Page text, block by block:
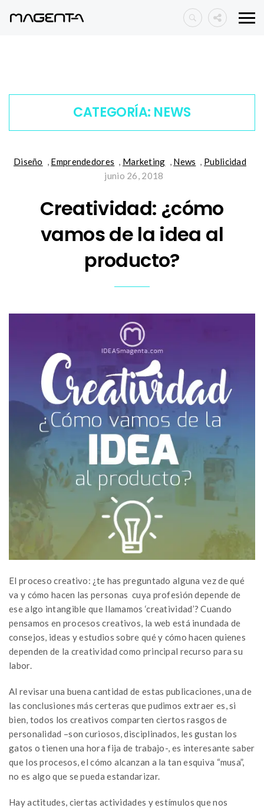
CATEGORÍA: NEWS
Diseño , Emprendedores , Marketing , News , Publicidad
junio 26, 2018
Creatividad: ¿cómo
vamos de la idea al
producto?
El proceso creativo: ¿te has preguntado alguna vez de qué
va y cómo hacen las personas cuya profesión depende de
ese algo intangible que llamamos ‘creatividad’? Cuando
pensamos en procesos creativos, la web está inundada de
consejos, ideas y estudios sobre qué y cómo hacen quienes
dependen de la creatividad como principal recurso para su
labor.
Al revisar una buena cantidad de estas publicaciones, una de
las conclusiones más certeras que pudimos extraer es, si
bien, todos los creativos comparten ciertos rasgos de
personalidad –son curiosos, disciplinados, les gustan los
gatos o tienen una hora fija de trabajo-, es interesante saber
que los procesos, el cómo alcanzan a la tan esquiva “musa”,
no es algo que se pueda estandarizar.
Hay actitudes, ciertas actividades y estímulos que nos